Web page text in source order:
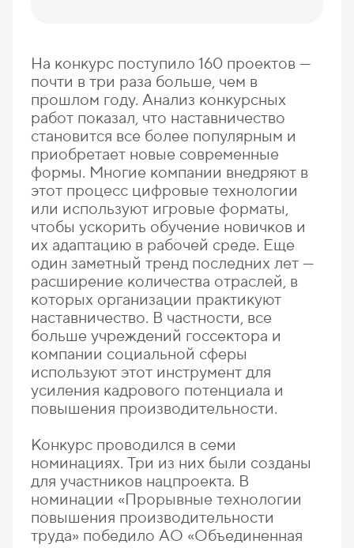
На конкурс поступило 160 проектов —
почти в три раза больше, чем в
прошлом году. Анализ конкурсных
работ показал, что наставничество
становится все более популярным и
приобретает новые современные
формы. Многие компании внедряют в
этот процесс цифровые технологии
или используют игровые форматы,
чтобы ускорить обучение новичков и
их адаптацию в рабочей среде. Еще
один заметный тренд последних лет —
расширение количества отраслей, в
которых организации практикуют
наставничество. В частности, все
больше учреждений госсектора и
компании социальной сферы
используют этот инструмент для
усиления кадрового потенциала и
повышения производительности.
Конкурс проводился в семи
номинациях. Три из них были созданы
для участников нацпроекта. В
номинации «Прорывные технологии
повышения производительности
труда» победило АО «Объединенная